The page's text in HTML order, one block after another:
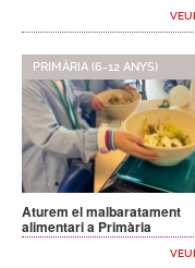
PRIMÀRIA (6-12 ANYS)
Aturem el malbaratament
alimentari a Primària